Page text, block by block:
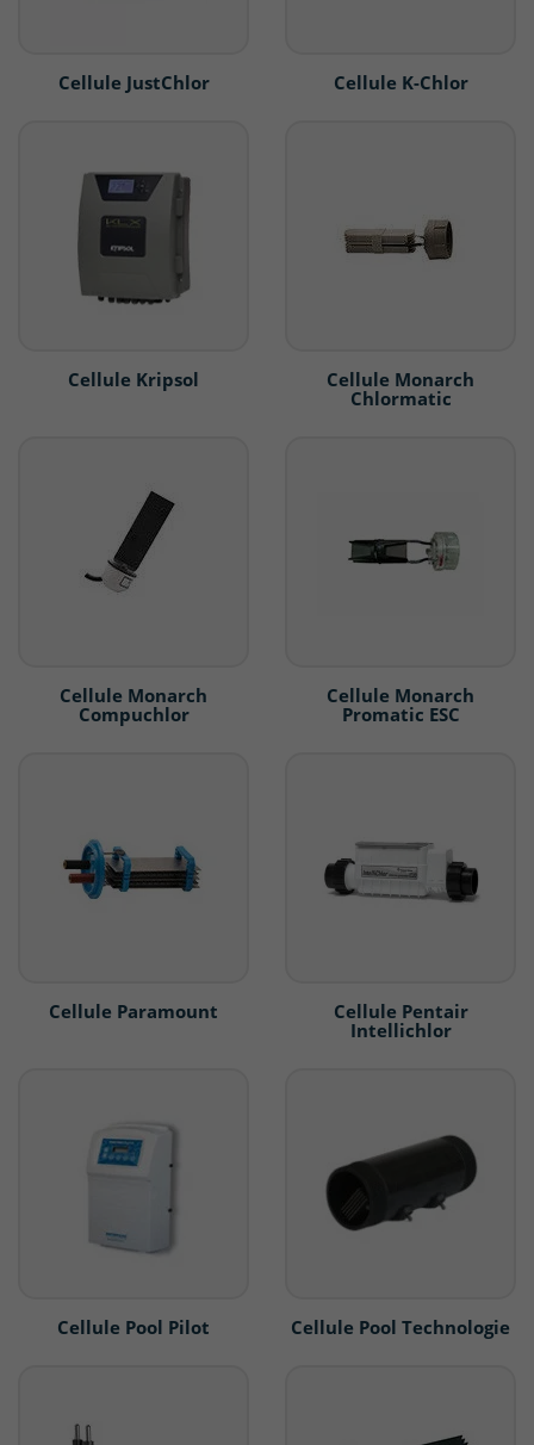
Cellule JustChlor Cellule K-Chlor
Cellule Kripsol
Cellule Monarch
Chlormatic
Cellule Monarch
Compuchlor
Cellule Monarch
Promatic ESC
Cellule Paramount
Cellule Pentair
Intellichlor
Cellule Pool Pilot Cellule Pool Technologie